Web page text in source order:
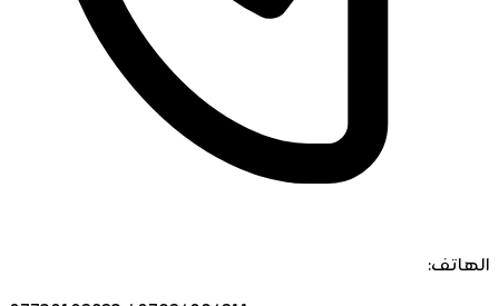
الهاتف: